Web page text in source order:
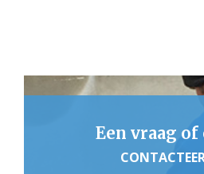
Een vraag